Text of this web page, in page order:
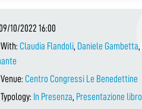
10/2022 16:00
With: Claudia Flandoli, Daniele Gambetta,
Venue: Centro Congressi Le Benedettine
Typology: In Presenza, Presentazione libro